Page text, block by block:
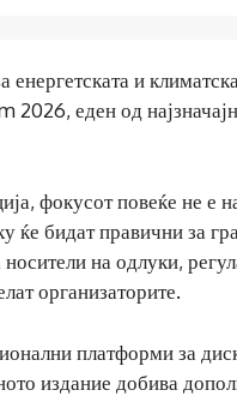
енергетската и
еден од
фокусот повеќе не е
ќе бидат правични за
на одлуки,
организаторите.
платформи за
издание добива